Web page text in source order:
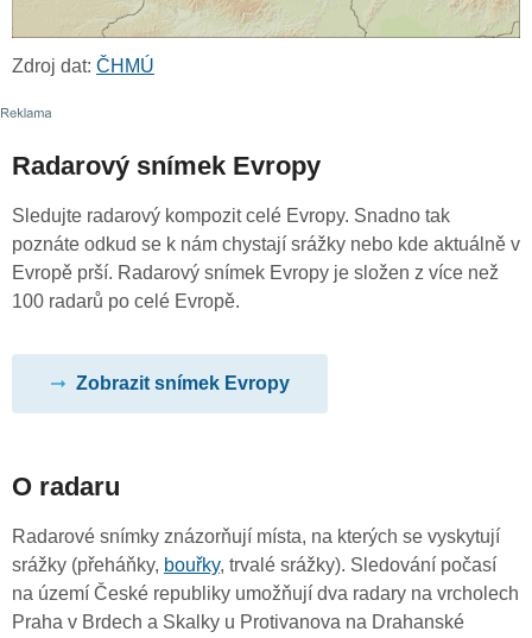
Zdroj dat: ČHMÚ
Radarový snímek Evropy
Sledujte radarový kompozit celé Evropy. Snadno tak
poznáte odkud se k nám chystají srážky nebo kde aktuálně v
Evropě prší. Radarový snímek Evropy je složen z více než
100 radarů po celé Evropě.
Zobrazit snímek Evropy
O radaru
Radarové snímky znázorňují místa, na kterých se vyskytují
srážky (přeháňky, bouřky, trvalé srážky). Sledování počasí
na území České republiky umožňují dva radary na vrcholech
Praha v Brdech a Skalky u Protivanova na Drahanské